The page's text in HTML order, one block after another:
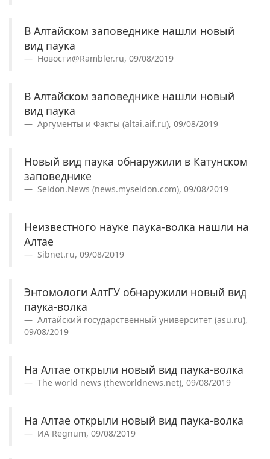
В Алтайском заповеднике нашли новый
вид паука
Новости@Rambler.ru, 09/08/2019
В Алтайском заповеднике нашли новый
вид паука
Аргументы и Факты (altai.aif.ru), 09/08/2019
Новый вид паука обнаружили в Катунском
заповеднике
Seldon.News (news.myseldon.com), 09/08/2019
Неизвестного науке паука-волка нашли на
Алтае
Sibnet.ru, 09/08/2019
Энтомологи АлтГУ обнаружили новый вид
паука-волка
Алтайский государственный университет (asu.ru),
09/08/2019
На Алтае открыли новый вид паука-волка
The world news (theworldnews.net), 09/08/2019
На Алтае открыли новый вид паука-волка
ИА Regnum, 09/08/2019